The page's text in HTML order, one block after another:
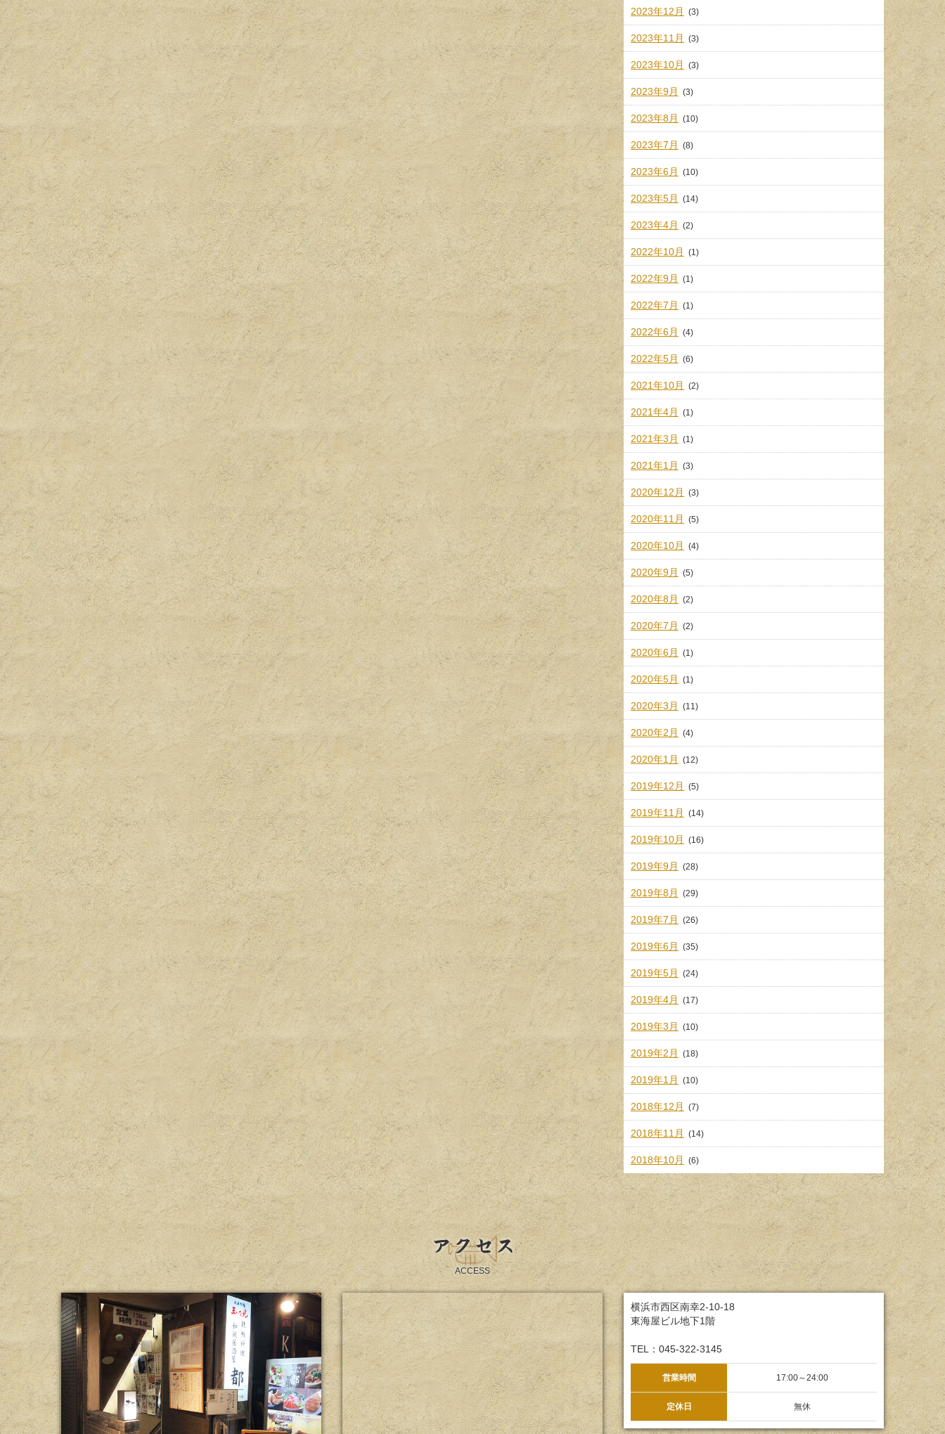
2023年12月 (3)
2023年11月 (3)
2023年10月 (3)
2023年9月 (3)
2023年8月 (10)
2023年7月 (8)
2023年6月 (10)
2023年5月 (14)
2023年4月 (2)
2022年10月 (1)
2022年9月 (1)
2022年7月 (1)
2022年6月 (4)
2022年5月 (6)
2021年10月 (2)
2021年4月 (1)
2021年3月 (1)
2021年1月 (3)
2020年12月 (3)
2020年11月 (5)
2020年10月 (4)
2020年9月 (5)
2020年8月 (2)
2020年7月 (2)
2020年6月 (1)
2020年5月 (1)
2020年3月 (11)
2020年2月 (4)
2020年1月 (12)
2019年12月 (5)
2019年11月 (14)
2019年10月 (16)
2019年9月 (28)
2019年8月 (29)
2019年7月 (26)
2019年6月 (35)
2019年5月 (24)
2019年4月 (17)
2019年3月 (10)
2019年2月 (18)
2019年1月 (10)
2018年12月 (7)
2018年11月 (14)
2018年10月 (6)
アクセス
ACCESS
横浜市西区南幸2-10-18
東海屋ビル地下1階
TEL：045-322-3145
営業時間 17:00～24:00
定休日 無休